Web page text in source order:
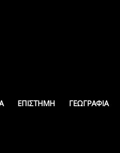
ΕΠΙΣΤΉΜΗ ΓΕΩΓΡΑΦΊΑ